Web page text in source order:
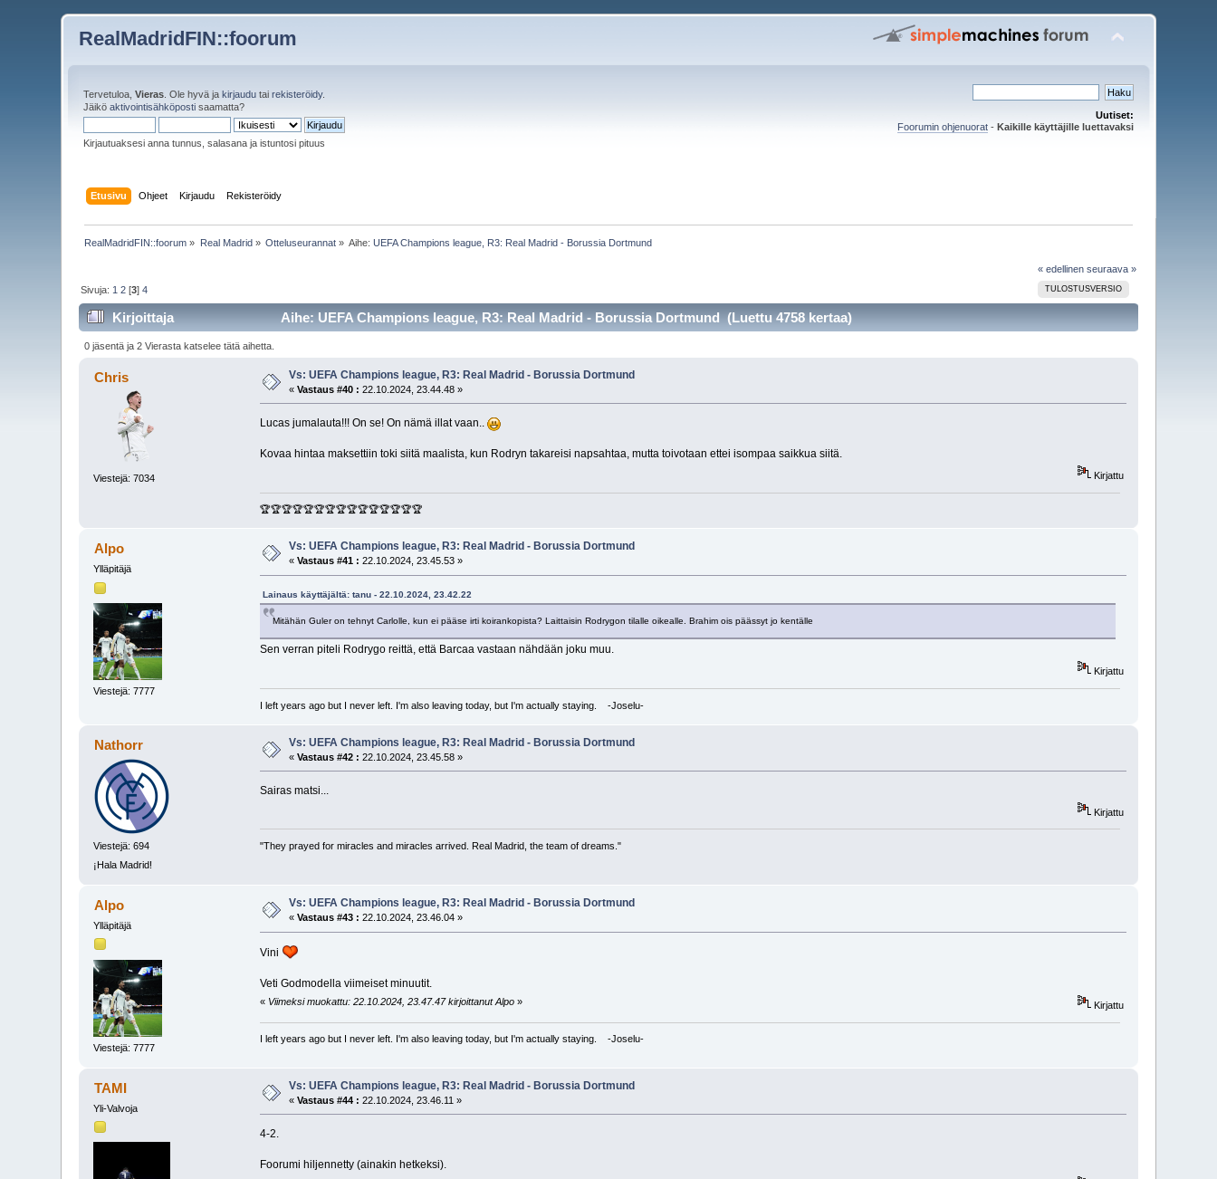
RealMadridFIN::foorum
Tervetuloa,Vieras . Ole hyvä jakirjaudu tairekisteröidy.
Jäiköaktivointisähköposti saamatta?
Kirjautuaksesi anna tunnus, salasana ja istuntosi pituus
Uutiset:
Foorumin ohjenuorat- Kaikille käyttäjille luettavaksi
Etusivu Ohjeet Kirjaudu Rekisteröidy
RealMadridFIN::foorum » Real Madrid» Otteluseurannat » Aihe:UEFA Champions league, R3: Real Madrid - Borussia Dortmund
« edellinen seuraava »
TULOSTUSVERSIO
Sivuja: 1 2 [3]4
Kirjoittaja Aihe: UEFA Champions league, R3: Real Madrid - Borussia Dortmund (Luettu 4758 kertaa)
0 jäsentä ja 2 Vierasta katselee tätä aihetta.
Chris
Viestejä: 7034
Vs: UEFA Champions league, R3: Real Madrid - Borussia Dortmund
«Vastaus #40 : 22.10.2024, 23.44.48 »
Lucas jumalauta!!! On se! On nämä illat vaan..
Kovaa hintaa maksettiin toki siitä maalista, kun Rodryn takareisi napsahtaa, mutta toivotaan ettei isompaa saikkua siitä.
Kirjattu
🏆🏆🏆🏆🏆🏆🏆🏆🏆🏆🏆🏆🏆🏆🏆
Alpo
Ylläpitäjä
Viestejä: 7777
Vs: UEFA Champions league, R3: Real Madrid - Borussia Dortmund
«Vastaus #41 : 22.10.2024, 23.45.53 »
Lainaus käyttäjältä: tanu - 22.10.2024, 23.42.22
Mitähän Guler on tehnyt Carlolle, kun ei pääse irti koirankopista? Laittaisin Rodrygon tilalle oikealle. Brahim ois päässyt jo kentälle
Sen verran piteli Rodrygo reittä, että Barcaa vastaan nähdään joku muu.
Kirjattu
I left years ago but I never left. I'm also leaving today, but I'm actually staying. -Joselu-
Nathorr
Viestejä: 694
¡Hala Madrid!
Vs: UEFA Champions league, R3: Real Madrid - Borussia Dortmund
«Vastaus #42 : 22.10.2024, 23.45.58 »
Sairas matsi...
Kirjattu
"They prayed for miracles and miracles arrived. Real Madrid, the team of dreams."
Alpo
Ylläpitäjä
Viestejä: 7777
Vs: UEFA Champions league, R3: Real Madrid - Borussia Dortmund
«Vastaus #43 : 22.10.2024, 23.46.04 »
Vini
Veti Godmodella viimeiset minuutit.
« Viimeksi muokattu: 22.10.2024, 23.47.47 kirjoittanut Alpo» Kirjattu
I left years ago but I never left. I'm also leaving today, but I'm actually staying. -Joselu-
TAMI
Yli-Valvoja
Vs: UEFA Champions league, R3: Real Madrid - Borussia Dortmund
«Vastaus #44 : 22.10.2024, 23.46.11 »
4-2.
Foorumi hiljennetty (ainakin hetkeksi).